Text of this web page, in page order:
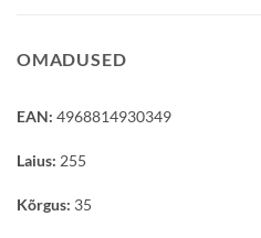
OMADUSED
EAN: 4968814930349
Laius: 255
Kõrgus: 35